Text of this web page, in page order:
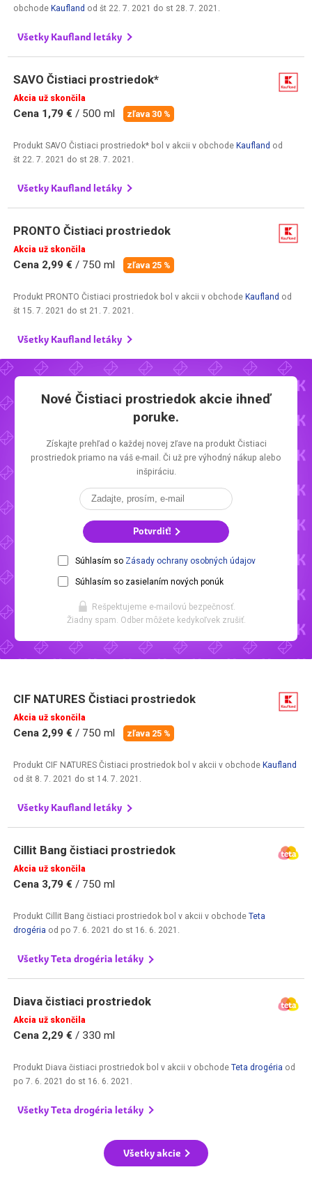
obchodeKaufland odšt 22. 7. 2021 do st 28. 7. 2021
Všetky Kaufland letáky
SAVO Čistiaci prostriedok*
Akcia už skončila
Cena 1,79 € / 500 ml zľava 30 %
Produkt SAVO Čistiaci prostriedok* bol v akcii v obchodeKaufland od
št 22. 7. 2021 do st 28. 7. 2021
Všetky Kaufland letáky
PRONTO Čistiaci prostriedok
Akcia už skončila
Cena 2,99 € / 750 ml zľava 25 %
Produkt PRONTO Čistiaci prostriedok bol v akcii v obchodeKaufland od
št 15. 7. 2021 do st 21. 7. 2021
Všetky Kaufland letáky
Nové Čistiaci prostriedok akcie ihneď
poruke.
Získajte prehľad o každej novej zľave na produkt Čistiaci
prostriedok priamo na váš e-mail. Či už pre výhodný nákup alebo
inšpiráciu.
Potvrdiť!
Súhlasím so Zásady ochrany osobných údajov
Súhlasím so zasielaním nových ponúk
Rešpektujeme e-mailovú bezpečnosť.
Žiadny spam. Odber môžete kedykoľvek zrušiť.
CIF NATURES Čistiaci prostriedok
Akcia už skončila
Cena 2,99 € / 750 ml zľava 25 %
Produkt CIF NATURES Čistiaci prostriedok bol v akcii v obchode Kaufland
odšt 8. 7. 2021 do st 14. 7. 2021 .
Všetky Kaufland letáky
Cillit Bang čistiaci prostriedok
Akcia už skončila
Cena 3,79 € / 750 ml
Produkt Cillit Bang čistiaci prostriedok bol v akcii v obchodeTeta
drogéria od po 7. 6. 2021 do st 16. 6. 2021 .
Všetky Teta drogéria letáky
Diava čistiaci prostriedok
Akcia už skončila
Cena 2,29 € / 330 ml
Produkt Diava čistiaci prostriedok bol v akcii v obchodeTeta drogéria od
po 7. 6. 2021 do st 16. 6. 2021 .
Všetky Teta drogéria letáky
Všetky akcie